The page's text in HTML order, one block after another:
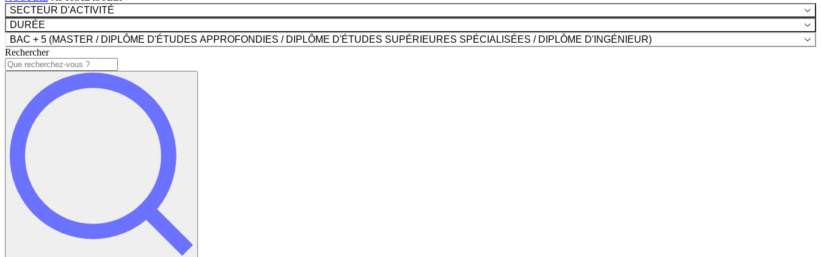
SECTEUR D'ACTIVITÉ
DURÉE
BAC + 5 (MASTER / DIPLÔME D'ÉTUDES APPROFONDIES / DIPLÔME D'ÉTUDES SUPÉRIEURES SPÉCIALISÉES / DIPLÔME D'INGÉNIEUR)
Rechercher